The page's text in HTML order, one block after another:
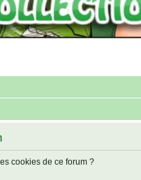
cookies de ce forum ?